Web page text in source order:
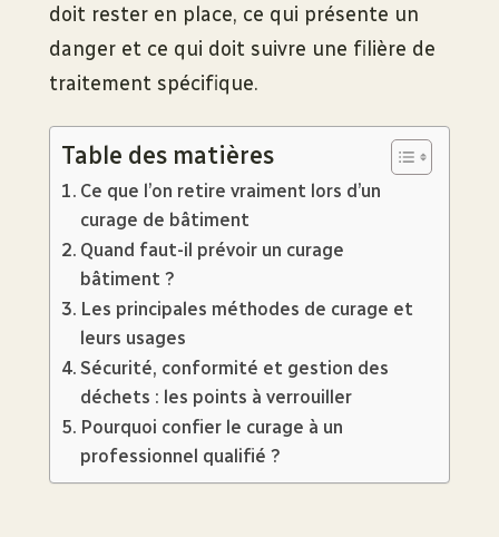
doit rester en place, ce qui présente un
danger et ce qui doit suivre une filière de
traitement spécifique.
Table des matières
Ce que l’on retire vraiment lors d’un
curage de bâtiment
Quand faut-il prévoir un curage
bâtiment ?
Les principales méthodes de curage et
leurs usages
Sécurité, conformité et gestion des
déchets : les points à verrouiller
Pourquoi confier le curage à un
professionnel qualifié ?